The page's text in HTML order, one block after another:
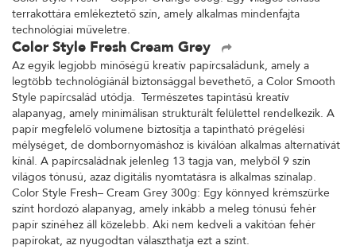
terrakottára emlékeztető szín, amely alkalmas mindenfajta
technológiai műveletre.
Color Style Fresh Cream Grey
Az egyik legjobb minőségű kreatív papírcsaládunk, amely a
legtöbb technológiánál biztonsággal bevethető, a Color Smooth
Style papírcsalád utódja. Természetes tapintású kreatív
alapanyag, amely minimálisan strukturált felülettel rendelkezik. A
papír megfelelő volumene biztosítja a tapintható prégelési
mélységet, de dombornyomáshoz is kiválóan alkalmas alternatívát
kínál. A papírcsaládnak jelenleg 13 tagja van, melyből 9 szín
világos tónusú, azaz digitális nyomtatásra is alkalmas színalap.
Color Style Fresh– Cream Grey 300g: Egy könnyed krémszürke
színt hordozó alapanyag, amely inkább a meleg tónusú fehér
papír színéhez áll közelebb. Aki nem kedveli a vakítóan fehér
papírokat, az nyugodtan választhatja ezt a színt.